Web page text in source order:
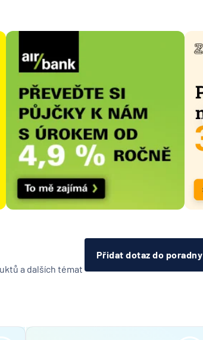
a dalších témat
Přidat dotaz do poradny